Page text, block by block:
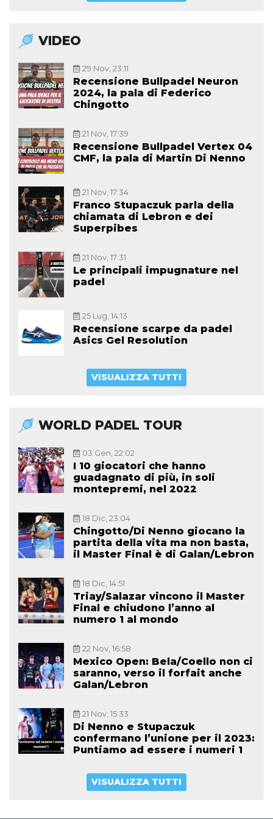
VIDEO
29 Nov, 23:11
Recensione Bullpadel Neuron
2024, la pala di Federico
Chingotto
21 Nov, 17:39
Recensione Bullpadel Vertex 04
CMF, la pala di Martin Di Nenno
21 Nov, 17:34
Franco Stupaczuk parla della
chiamata di Lebron e dei
Superpibes
21 Nov, 17:31
Le principali impugnature nel
padel
25 Lug, 14:13
Recensione scarpe da padel
Asics Gel Resolution
VISUALIZZA TUTTI
WORLD PADEL TOUR
03 Gen, 22:02
I 10 giocatori che hanno
guadagnato di più, in soli
montepremi, nel 2022
18 Dic, 23:04
Chingotto/Di Nenno giocano la
partita della vita ma non basta,
il Master Final è di Galan/Lebron
18 Dic, 14:51
Triay/Salazar vincono il Master
Final e chiudono l’anno al
numero 1 al mondo
22 Nov, 16:58
Mexico Open: Bela/Coello non ci
saranno, verso il forfait anche
Galan/Lebron
21 Nov, 15:33
Di Nenno e Stupaczuk
confermano l’unione per il 2023:
Puntiamo ad essere i numeri 1
VISUALIZZA TUTTI